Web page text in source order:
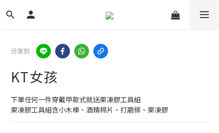
分享到
KT女孩
下單任何一件穿戴甲款式就送果凍膠工具組
果凍膠工具組含小木棒、酒精棉片、打磨條、果凍膠